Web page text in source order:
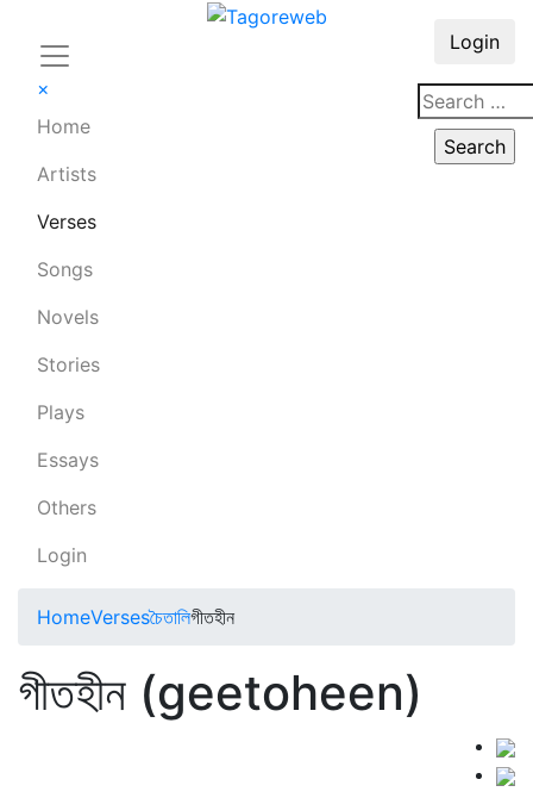
×
Home
Artists
Verses
Songs
Novels
Stories
Plays
Essays
Others
Login
Login
HomeVersesচৈতালিগীতহীন
গীতহীন (geetoheen)